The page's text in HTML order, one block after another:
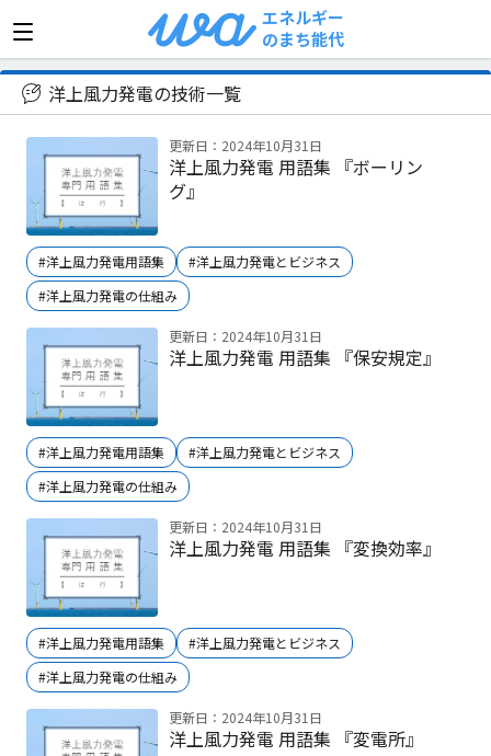
エネルギー
のまち能代
洋上風力発電の技術
洋上風力発電の技術一覧
更新日：2024年10月31日
洋上風力発電 用語集 『ボーリン
グ』
#洋上風力発電用語集
#洋上風力発電とビジネス
#洋上風力発電の仕組み
更新日：2024年10月31日
洋上風力発電 用語集 『保安規定』
#洋上風力発電用語集
#洋上風力発電とビジネス
#洋上風力発電の仕組み
更新日：2024年10月31日
洋上風力発電 用語集 『変換効率』
#洋上風力発電用語集
#洋上風力発電とビジネス
#洋上風力発電の仕組み
更新日：2024年10月31日
洋上風力発電 用語集 『変電所』